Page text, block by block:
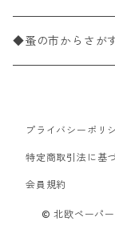
ペーパーリネンナ
ワックスペーパー
デコパージュ用品
パック売り
バラ売り
33cm（ラウンド）
海・魚柄
食べ物・フルーツ
食器・カトラリー柄
カクテルサイズ
ランチサイズ
ドイツ製
カクテルサイズ
ランチサイズ
カクテルサイズ
ドイツ製 ti-flair/テ
ランチサイズ
ドイツ製 PAW/パウ
デコパージュ下地
デコパージュはさみ
3Dデコパージュ
シリコンモールド
トレイ
ポスター・カレン
◆蚤の市からさが
北欧雑貨
デコパージュ用品
プライバシーポリ
特定商取引法に基
会員規約
© 北欧ペーパー